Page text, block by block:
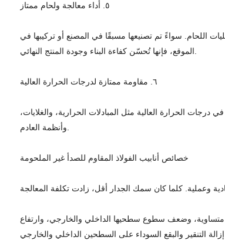
٥. أداء معالجة ولحام ممتاز
لمختلف عمليات اللحام. سواءً تم تصنيعها مسبقًا في المصنع أو تركيبها في
٦. مقاومة ممتازة لدرجات الحرارة العالية
للأكسدة والتلف، ومناسب للاستخدام في درجات الحرارة العالية مثل المبادلات الحرارية، والغلايات،
خصائص أنابيب الفولاذ المقاوم للصدأ غير الملحومة
متساوية، وضعف سطوع سطحيها الداخلي والخارجي، وارتفاع